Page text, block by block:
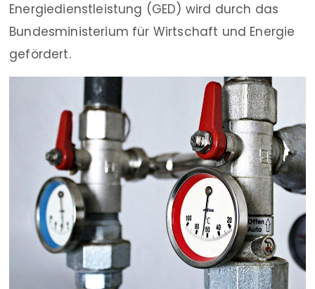
Energiedienstleistung (GED) wird durch das
Bundesministerium für Wirtschaft und Energie
gefördert.